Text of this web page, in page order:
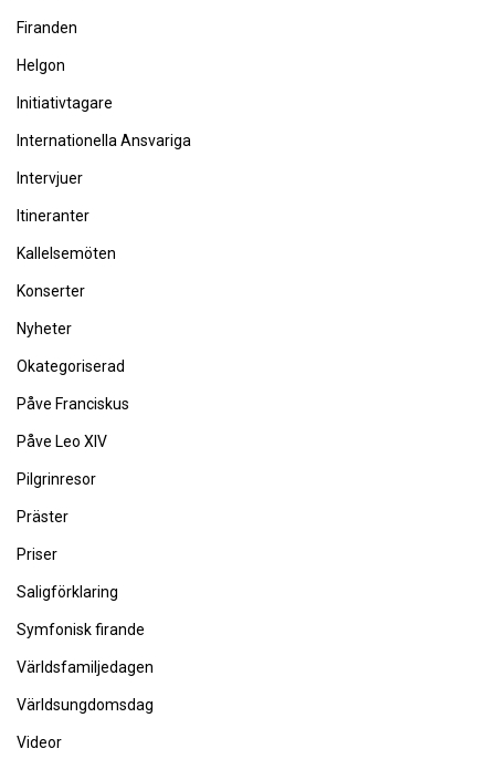
Firanden
Helgon
Initiativtagare
Internationella Ansvariga
Intervjuer
Itineranter
Kallelsemöten
Konserter
Nyheter
Okategoriserad
Påve Franciskus
Påve Leo XIV
Pilgrinresor
Präster
Priser
Saligförklaring
Symfonisk firande
Världsfamiljedagen
Världsungdomsdag
Videor